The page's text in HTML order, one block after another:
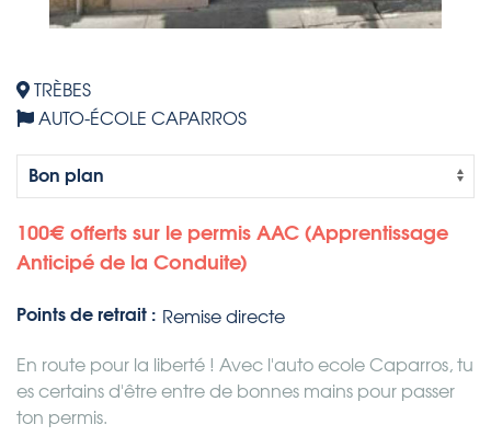
TRÈBES
AUTO-ÉCOLE CAPARROS
100€ offerts sur le permis AAC (Apprentissage
Anticipé de la Conduite)
Points de retrait : Remise directe
En route pour la liberté ! Avec l'auto ecole Caparros, tu
es certains d'être entre de bonnes mains pour passer
ton permis.